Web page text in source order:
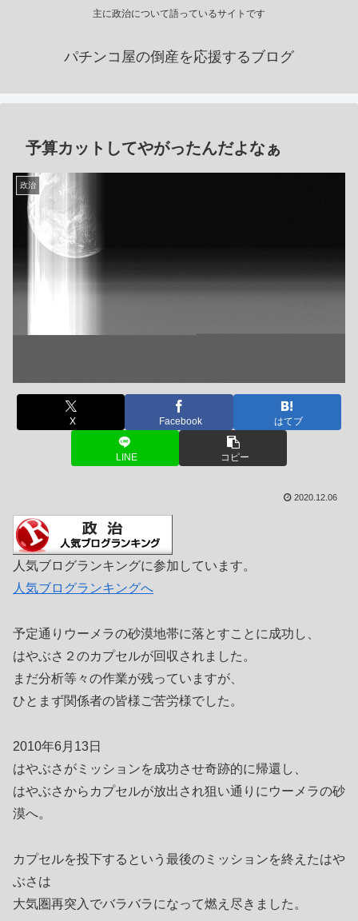
主に政治について語っているサイトです
パチンコ屋の倒産を応援するブログ
予算カットしてやがったんだよなぁ
政治
X Facebook はてブ
LINE コピー
2020.12.06
人気ブログランキングに参加しています。
人気ブログランキングへ
予定通りウーメラの砂漠地帯に落とすことに成功し、
はやぶさ２のカプセルが回収されました。
まだ分析等々の作業が残っていますが、
ひとまず関係者の皆様ご苦労様でした。
2010年6月13日
はやぶさがミッションを成功させ奇跡的に帰還し、
はやぶさからカプセルが放出され狙い通りにウーメラの砂
漠へ。
カプセルを投下するという最後のミッションを終えたはや
ぶさは
大気圏再突入でバラバラになって燃え尽きました。